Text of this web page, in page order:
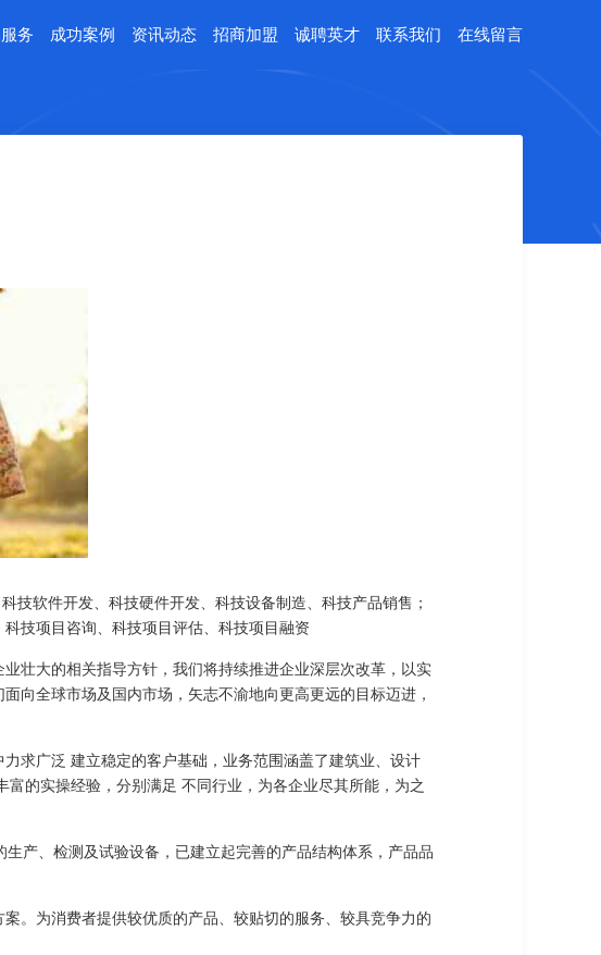
务 成功案例 资讯动态 招商加盟 诚聘英才 联系我们 在线留言
技软件开发、科技硬件开发、科技设备制造、科技产品销售；
技项目咨询、科技项目评估、科技项目融资
壮大的相关指导方针，我们将持续推进企业深层次改革，以实
向全球市场及国内市场，矢志不渝地向更高更远的目标迈进，
求广泛 建立稳定的客户基础，业务范围涵盖了建筑业、设计
的实操经验，分别满足 不同行业，为各企业尽其所能，为之
产、检测及试验设备，已建立起完善的产品结构体系，产品品
。为消费者提供较优质的产品、较贴切的服务、较具竞争力的